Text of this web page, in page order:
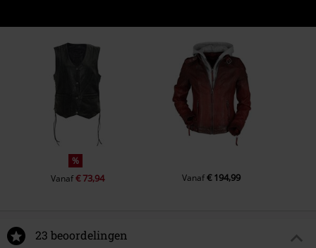
%
Vanaf€ 73,94 Vanaf€ 194,99
23 beoordelingen